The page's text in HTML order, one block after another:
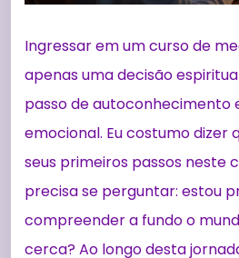
Ingressar em um curso de
apenas uma decisão
passo de autoconhecimento
emocional. Eu costumo dizer
seus primeiros passos neste
precisa se perguntar: estou
compreender a fundo o
cerca? Ao longo desta